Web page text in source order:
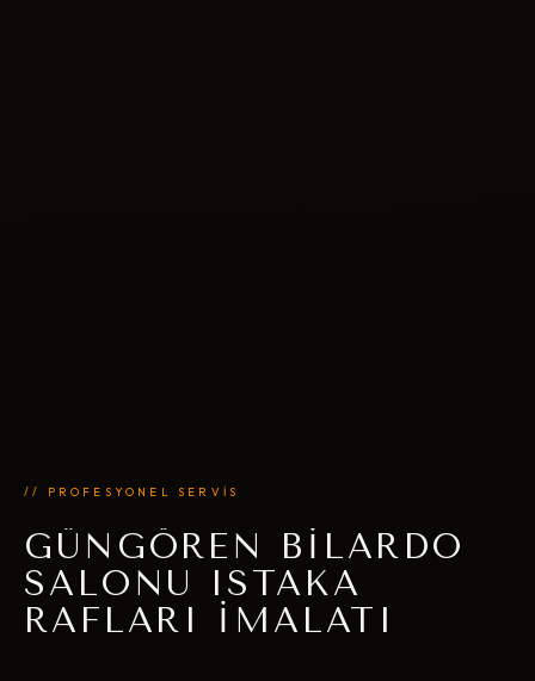
// PROFESYONEL SERVİS
GÜNGÖREN BILARDO
SALONU ISTAKA
RAFLARI İMALATI